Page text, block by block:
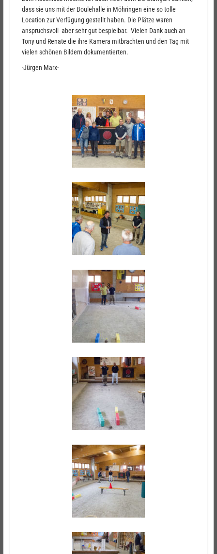
dass sie uns mit der Boulehalle in Möhringen eine so tolle
Location zur Verfügung gestellt haben. Die Plätze waren
anspruchsvoll aber sehr gut bespielbar. Vielen Dank auch an
Tony und Renate die ihre Kamera mitbrachten und den Tag mit
vielen schönen Bildern dokumentierten.
-Jürgen Marx-